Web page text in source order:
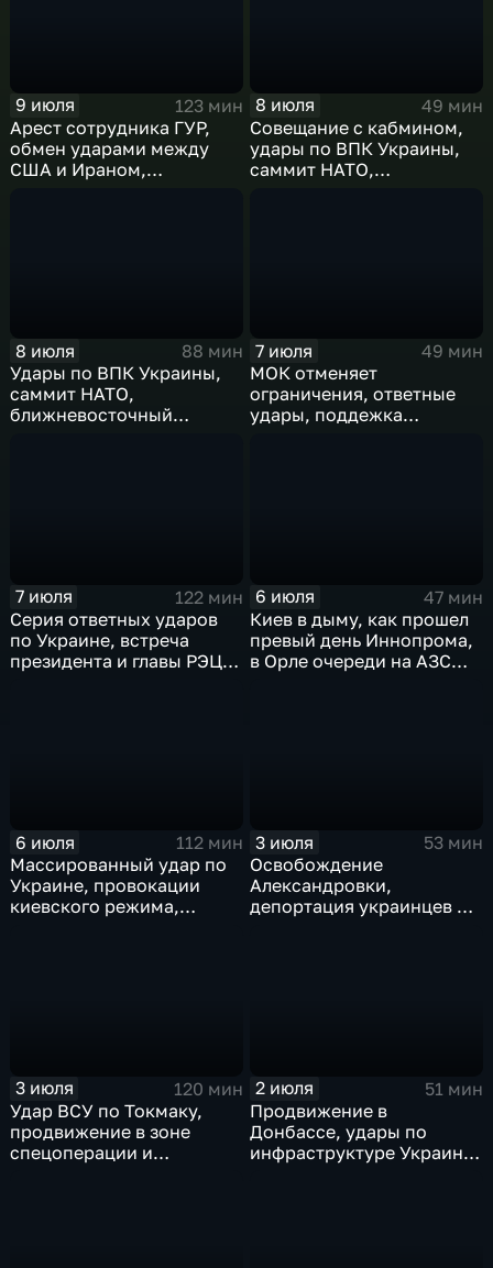
9 июля
123 мин
Арест сотрудника ГУР,
обмен ударами между
США и Ираном,
8 июля
49 мин
Совещание с кабмином,
удары по ВПК Украины,
саммит НАТО,
8 июля
88 мин
Удары по ВПК Украины,
саммит НАТО,
ближневосточный
7 июля
49 мин
МОК отменяет
ограничения, ответные
удары, поддежка
7 июля
122 мин
Серия ответных ударов
по Украине, встреча
президента и главы РЭЦ,
6 июля
47 мин
Киев в дыму, как прошел
превый день Иннопрома,
в Орле очереди на АЗС
6 июля
112 мин
Массированный удар по
Украине, провокации
киевского режима,
3 июля
53 мин
Освобождение
Александровки,
депортация украинцев из
3 июля
120 мин
Удар ВСУ по Токмаку,
продвижение в зоне
спецоперации и
2 июля
51 мин
Продвижение в
Донбассе, удары по
инфраструктуре Украины,